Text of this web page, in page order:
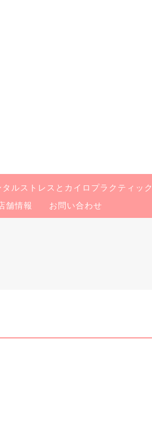
タルストレスとカイロプラクティック
舗情報 お問い合わせ